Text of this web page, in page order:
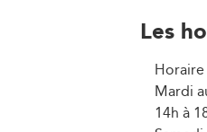
Les
Mardi
14h à